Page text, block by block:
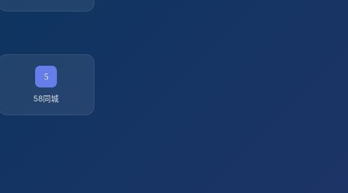
58同城